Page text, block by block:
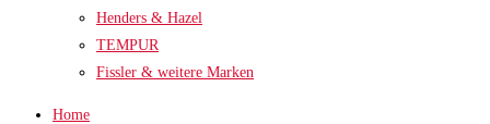
Henders & Hazel
TEMPUR
Fissler & weitere Marken
Home